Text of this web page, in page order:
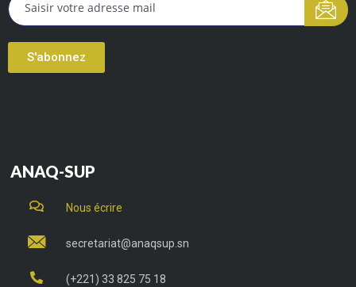
S'abonnez
ANAQ-SUP
Nous écrire
secretariat@anaqsup.sn
(+221) 33 825 75 18